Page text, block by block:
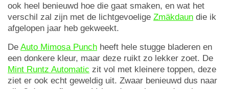
ook heel benieuwd hoe die gaat smaken, en wat het
verschil zal zijn met de lichtgevoelige Zmäkdaun die ik
afgelopen jaar heb gekweekt.
De Auto Mimosa Punch heeft hele stugge bladeren en
een donkere kleur, maar deze ruikt zo lekker zoet. De
Mint Runtz Automatic zit vol met kleinere toppen, deze
ziet er ook echt geweldig uit. Zwaar benieuwd dus naar